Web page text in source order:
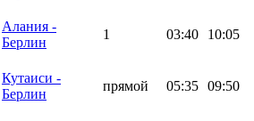
Алания -
Берлин
1 03:40 10:05
Кутаиси -
Берлин
прямой 05:35 09:50